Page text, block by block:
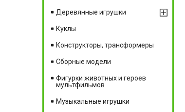
Деревянные игрушки
Куклы
Конструкторы, трансформеры
Сборные модели
Фигурки животных и героев
мультфильмов
Музыкальные игрушки